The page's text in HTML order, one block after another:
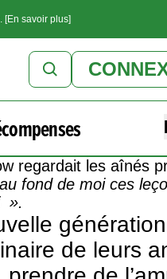
[En savoir plus]
regardait les aînés
fond de moi ces
».
de leurs